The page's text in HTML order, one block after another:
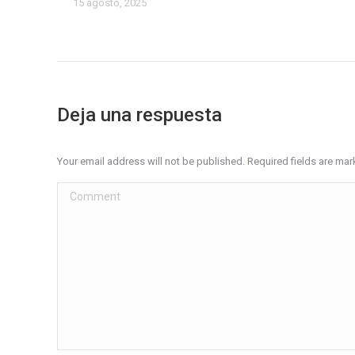
15 agosto, 2025
Deja una respuesta
Your email address will not be published. Required fields are
Comment